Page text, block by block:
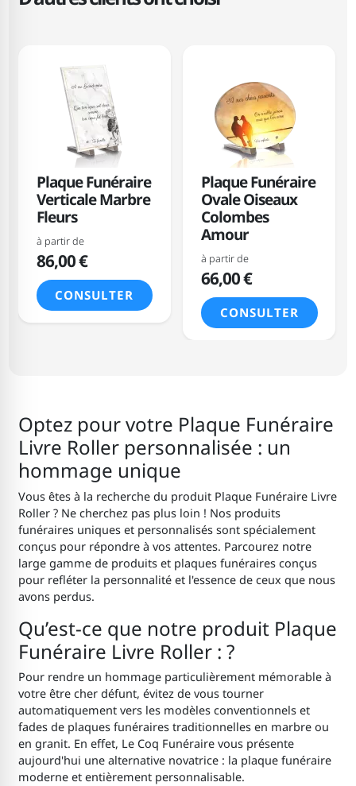
Plaque Funéraire
Verticale Marbre
Fleurs
à partir de
86,00 €
CONSULTER
Plaque Funéraire
Ovale Oiseaux
Colombes
Amour
à partir de
66,00 €
CONSULTER
Optez pour votre Plaque Funéraire
Livre Roller personnalisée : un
hommage unique
Vous êtes à la recherche du produit Plaque Funéraire Livre
Roller ? Ne cherchez pas plus loin ! Nos produits
funéraires uniques et personnalisés sont spécialement
conçus pour répondre à vos attentes. Parcourez notre
large gamme de produits et plaques funéraires conçus
pour refléter la personnalité et l'essence de ceux que nous
avons perdus.
Qu’est-ce que notre produit Plaque
Funéraire Livre Roller : ?
Pour rendre un hommage particulièrement mémorable à
votre être cher défunt, évitez de vous tourner
automatiquement vers les modèles conventionnels et
fades de plaques funéraires traditionnelles en marbre ou
en granit. En effet, Le Coq Funéraire vous présente
aujourd'hui une alternative novatrice : la plaque funéraire
moderne et entièrement personnalisable.